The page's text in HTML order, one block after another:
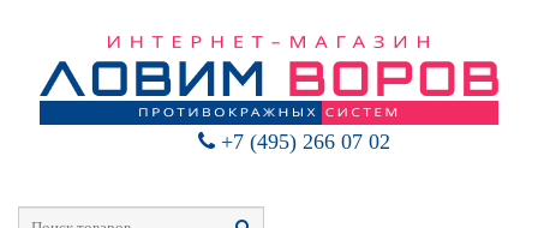
+7 (495) 266 07 02